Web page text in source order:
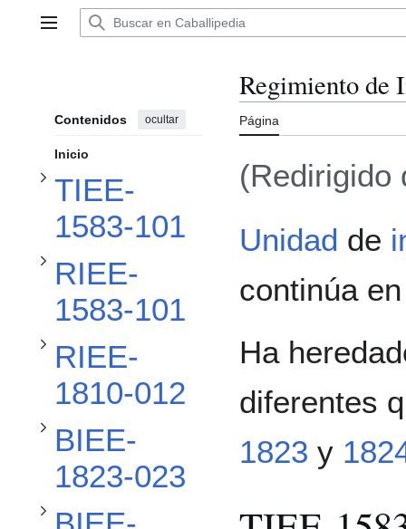
Menú principal
Contenidos ocultar
Inicio
TIEE-
1583-101
Alternar subsección TIEE-1583-101
RIEE-
1583-101
Alternar subsección RIEE-1583-101
RIEE-
1810-012
Alternar subsección RIEE-1810-012
BIEE-
1823-023
Alternar subsección BIEE-1823-023Alternar subsección BIEE-1823-024
Regimiento de
Página
(Redirigido
Unidad de
continúa
Ha
diferentes
1823 y